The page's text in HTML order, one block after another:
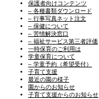
保護者向けコンテンツ
– 各種書類ダウンロード
– 行事写真ネット注文
– 保健について
– 苦情解決窓口
– 福祉サービス第三者評価
一時保育のご利用は
学童保育について
– 学童予約（希望受付）
子育て支援
最近の園の様子
園からのお知らせ
子育て支援からのお知らせ